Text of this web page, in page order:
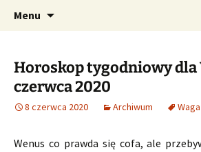
CzaroMarowy
dzienny,
tygodniowy
Profesjonalne
Menu
Horoskop tygodniowy dla
czerwca 2020
8 czerwca 2020 Archiwum Waga
Wenus co prawda się cofa, ale